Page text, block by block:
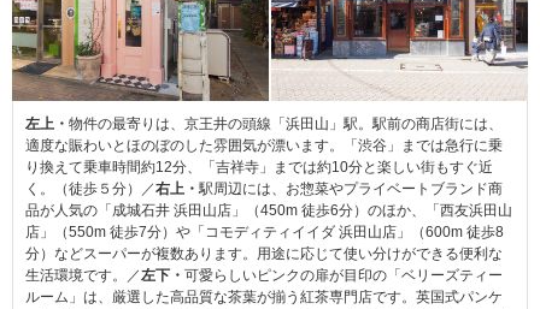
左上・ 物件の最寄りは、京王井の頭線「浜田山」駅。駅前の商店街には、
適度な賑わいとほのぼのした雰囲気が漂います。「渋谷」までは急行に乗
り換えて乗車時間約12分、「吉祥寺」までは約10分と楽しい街もすぐ近
く。（徒歩５分）／右上・駅周辺には、お惣菜やプライベートブランド商
品が人気の「成城石井 浜田山店」（450m 徒歩6分）のほか、「西友浜田山
店」（550m 徒歩7分）や「コモディティイイダ 浜田山店」（600m 徒歩8
分）などスーパーが複数あります。用途に応じて使い分けができる便利な
生活環境です。／左下・ 可愛らしいピンクの扉が目印の「ベリーズティー
ルーム」は、厳選した高品質な茶葉が揃う紅茶専門店です。英国式パンケ